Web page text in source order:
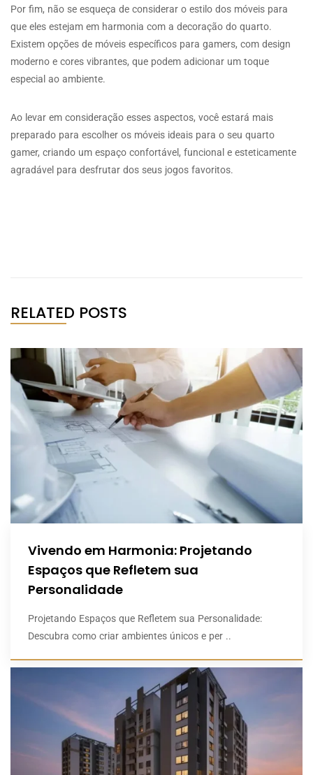
Por fim, não se esqueça de considerar o estilo dos móveis para
que eles estejam em harmonia com a decoração do quarto.
Existem opções de móveis específicos para gamers, com design
moderno e cores vibrantes, que podem adicionar um toque
especial ao ambiente.
Ao levar em consideração esses aspectos, você estará mais
preparado para escolher os móveis ideais para o seu quarto
gamer, criando um espaço confortável, funcional e esteticamente
agradável para desfrutar dos seus jogos favoritos.
RELATED POSTS
Vivendo em Harmonia: Projetando
Espaços que Refletem sua
Personalidade
Projetando Espaços que Refletem sua Personalidade:
Descubra como criar ambientes únicos e per ..